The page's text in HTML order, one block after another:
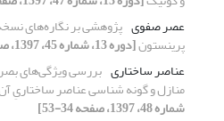
عصر صفوی پژوهشی بر نگاره‌های
پرینستون[دوره 13، شماره 45، 1397، صفحه 88-103]
عناصر ساختاری بررسی ویژگی‌های
منازل و گونه شناسی عناصر ساختاریِ آن در
شماره 48، 1397، صفحه 34-53]